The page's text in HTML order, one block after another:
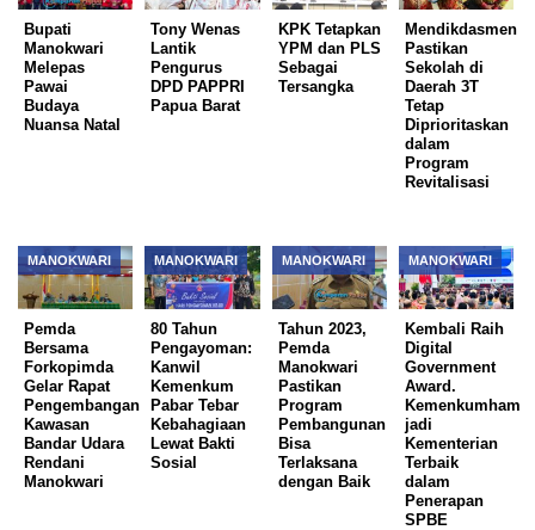
Bupati
Manokwari
Melepas
Pawai
Budaya
Nuansa Natal
Tony Wenas
Lantik
Pengurus
DPD PAPPRI
Papua Barat
KPK Tetapkan
YPM dan PLS
Sebagai
Tersangka
Mendikdasmen
Pastikan
Sekolah di
Daerah 3T
Tetap
Diprioritaskan
dalam
Program
Revitalisasi
MANOKWARI
Pemda
Bersama
Forkopimda
Gelar Rapat
Pengembangan
Kawasan
Bandar Udara
Rendani
Manokwari
MANOKWARI
80 Tahun
Pengayoman:
Kanwil
Kemenkum
Pabar Tebar
Kebahagiaan
Lewat Bakti
Sosial
MANOKWARI
Tahun 2023,
Pemda
Manokwari
Pastikan
Program
Pembangunan
Bisa
Terlaksana
dengan Baik
MANOKWARI
Kembali Raih
Digital
Government
Award.
Kemenkumham
jadi
Kementerian
Terbaik
dalam
Penerapan
SPBE